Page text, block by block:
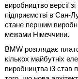
виробництво версії
підприємстві в Сан-
стане першим
межами Німеччини.
BMW розглядає
кількох майбутніх
виробництва i3 став